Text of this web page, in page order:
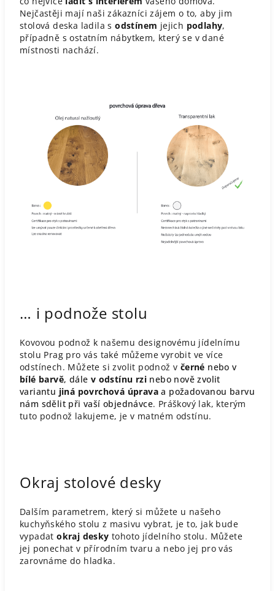
Nejčastěji mají naši zákazníci zájem o to, aby jim
stolová deska ladila s odstínem jejich podlahy,
případně s ostatním nábytkem, který se v dané
místnosti nachází.
… i podnože stolu
Kovovou podnož k našemu designovému jídelnímu
stolu Prag pro vás také můžeme vyrobit ve více
odstínech. Můžete si zvolit podnož v černé nebo v
bílé barvě, dále v odstínu rzi nebo nově zvolit
variantu jiná povrchová úprava a požadovanou barvu
nám sdělit při vaší objednávce. Práškový lak, kterým
tuto podnož lakujeme, je v matném odstínu.
Okraj stolové desky
Dalším parametrem, který si můžete u našeho
kuchyňského stolu z masivu vybrat, je to, jak bude
vypadatokraj desky tohoto jídelního stolu. Můžete
jej ponechat v přírodním tvaru a nebo jej pro vás
zarovnáme do hladka.